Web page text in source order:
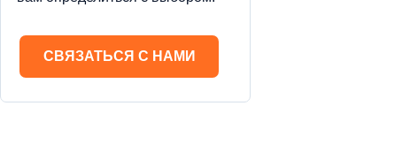
СВЯЗАТЬСЯ С НАМИ